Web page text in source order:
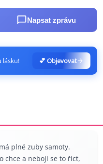
Napsat zprávu
lásku! 💕 Objevovat
plné zuby samoty.
chce a nebojí se to říct,